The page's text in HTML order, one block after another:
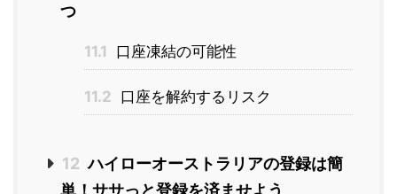
つ
11.1 口座凍結の可能性
11.2 口座を解約するリスク
12 ハイローオーストラリアの登録は簡
単！ササっと登録を済ませよう